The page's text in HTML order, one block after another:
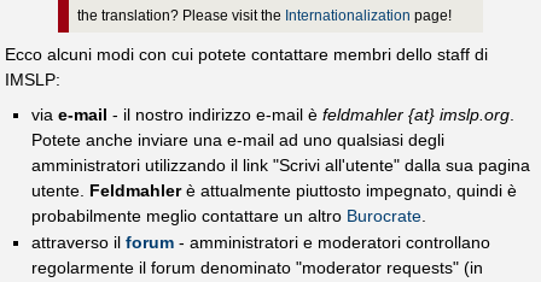
the translation? Please visit the Internationalization page!
Ecco alcuni modi con cui potete contattare membri dello staff di
IMSLP:
via e-mail - il nostro indirizzo e-mail è feldmahler {at} imslp.org.
Potete anche inviare una e-mail ad uno qualsiasi degli
amministratori utilizzando il link "Scrivi all'utente" dalla sua pagina
utente. Feldmahlerè attualmente piuttosto impegnato, quindi è
probabilmente meglio contattare un altro Burocrate.
attraverso il forum- amministratori e moderatori controllano
regolarmente il forum denominato "moderator requests" (in